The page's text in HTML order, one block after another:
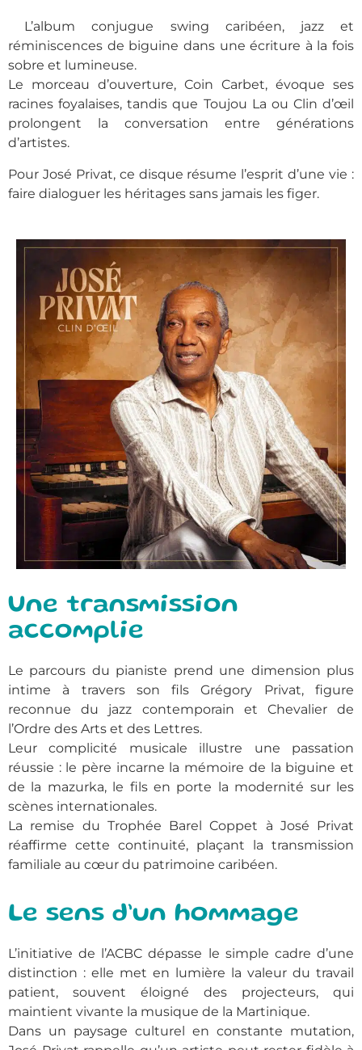
L’album conjugue swing caribéen, jazz et
réminiscences de biguine dans une écriture à la fois
sobre et lumineuse.
Le morceau d’ouverture, Coin Carbet, évoque ses
racines foyalaises, tandis que Toujou La ou Clin d’œil
prolongent la conversation entre générations
d’artistes.
Pour José Privat, ce disque résume l’esprit d’une vie :
faire dialoguer les héritages sans jamais les figer.
Une transmission
accomplie
Le parcours du pianiste prend une dimension plus
intime à travers son fils Grégory Privat, figure
reconnue du jazz contemporain et Chevalier de
l’Ordre des Arts et des Lettres.
Leur complicité musicale illustre une passation
réussie : le père incarne la mémoire de la biguine et
de la mazurka, le fils en porte la modernité sur les
scènes internationales.
La remise du Trophée Barel Coppet à José Privat
réaffirme cette continuité, plaçant la transmission
familiale au cœur du patrimoine caribéen.
Le sens d’un hommage
L’initiative de l’ACBC dépasse le simple cadre d’une
distinction : elle met en lumière la valeur du travail
patient, souvent éloigné des projecteurs, qui
maintient vivante la musique de la Martinique.
Dans un paysage culturel en constante mutation,